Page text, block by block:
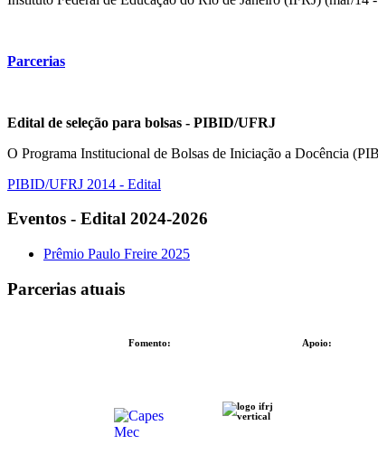
Parcerias
Edital de seleção para bolsas - PIBID/UFRJ
O Programa Institucional de Bolsas de Iniciação a Docência
PIBID/UFRJ 2014 - Edital
Eventos - Edital 2024-2026
Prêmio Paulo Freire 2025
Parcerias atuais
Fomento: Apoio: